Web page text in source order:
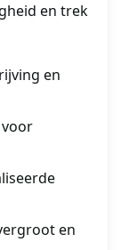
en trek
en
en